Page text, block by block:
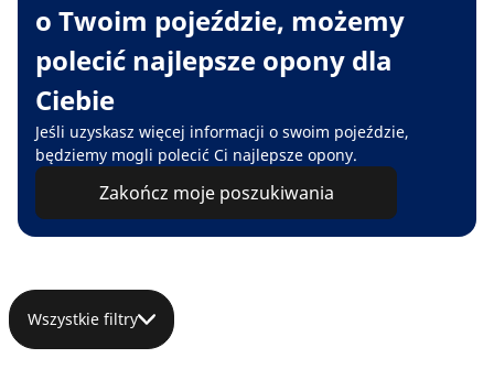
o Twoim pojeździe, możemy
polecić najlepsze opony dla
Ciebie
Jeśli uzyskasz więcej informacji o swoim pojeździe,
będziemy mogli polecić Ci najlepsze opony.
Zakończ moje poszukiwania
Wszystkie filtry